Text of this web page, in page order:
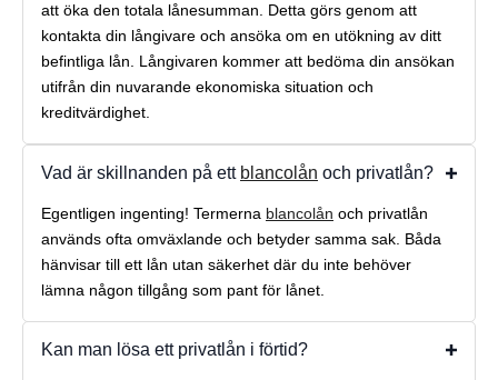
att öka den totala lånesumman. Detta görs genom att
kontakta din långivare och ansöka om en utökning av ditt
befintliga lån. Långivaren kommer att bedöma din ansökan
utifrån din nuvarande ekonomiska situation och
kreditvärdighet.
Vad är skillnanden på ett blancolån och privatlån?
Egentligen ingenting! Termerna blancolån och privatlån
används ofta omväxlande och betyder samma sak. Båda
hänvisar till ett lån utan säkerhet där du inte behöver
lämna någon tillgång som pant för lånet.
Kan man lösa ett privatlån i förtid?